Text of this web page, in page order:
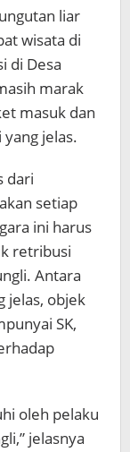
liar
wisata di
di Desa
marak
masuk dan
jelas.
dari
setiap
ini harus
retribusi
Antara
jelas, objek
SK,
oleh pelaku
jelasnya